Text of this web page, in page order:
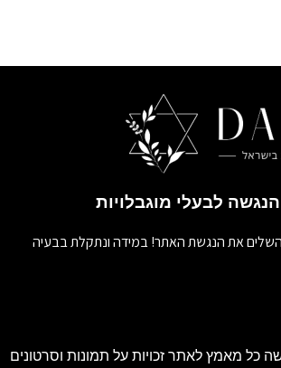
לבעלי מוגבלויות
את הנגשת האתר! במידה ונתקלת בבעיה
כל מאמץ לאתר זכויות על תמונות וסרטונים